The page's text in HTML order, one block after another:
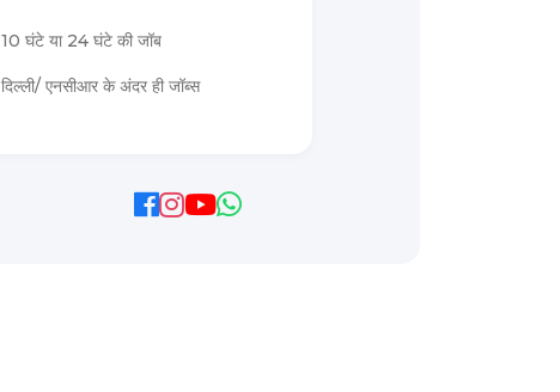
10 घंटे या 24 घंटे की जॉब
दिल्ली/ एनसीआर के अंदर ही जॉब्स